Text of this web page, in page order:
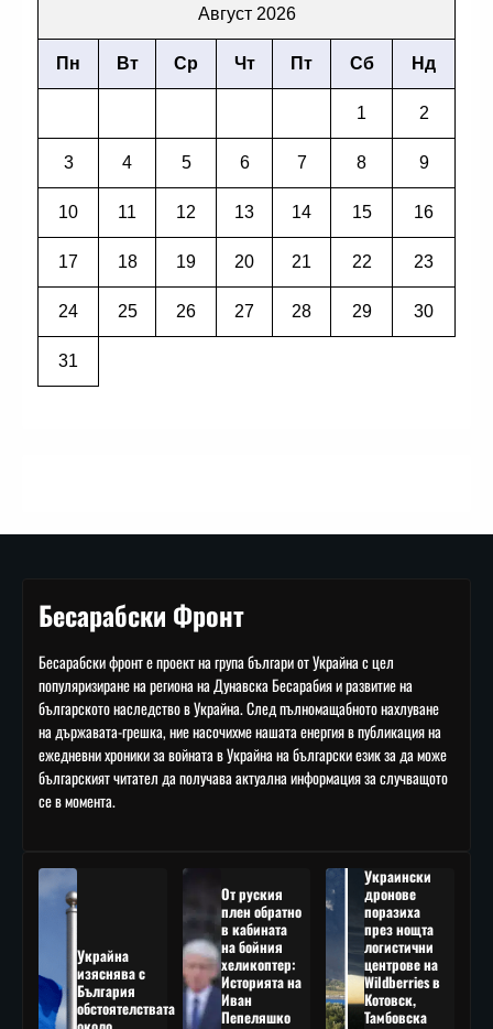
Август 2026
Пн Вт Ср Чт Пт Сб Нд
1 2
3 4 5 6 7 8 9
10 11 12 13 14 15 16
17 18 19 20 21 22 23
24 25 26 27 28 29 30
31
Бесарабски Фронт
Бесарабски фронт е проект на група българи от Украйна с цел
популяризиране на региона на Дунавска Бесарабия и развитие на
българското наследство в Украйна. След пълномащабното нахлуване
на държавата-грешка, ние насочихме нашата енергия в публикация на
ежедневни хроники за войната в Украйна на български език за да може
българският читател да получава актуална информация за случващото
се в момента.
Украйна
изяснява с
България
обстоятелствата
От руския
плен обратно
в кабината
на бойния
хеликоптер:
Историята на
Иван
Пепеляшко
Украински
дронове
поразиха
през нощта
логистични
центрове на
Wildberries в
Котовск,
Тамбовска